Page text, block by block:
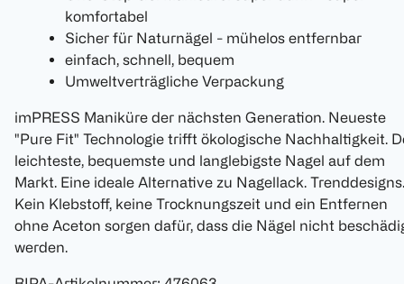
komfortabel
Sicher für Naturnägel - mühelos entfernbar
einfach, schnell, bequem
Umweltverträgliche Verpackung
imPRESS Maniküre der nächsten Generation. Neueste
"Pure Fit" Technologie trifft ökologische Nachhaltigkeit.
leichteste, bequemste und langlebigste Nagel auf dem
Markt. Eine ideale Alternative zu Nagellack. Trenddesigns.
Kein Klebstoff, keine Trocknungszeit und ein Entfernen
ohne Aceton sorgen dafür, dass die Nägel nicht
werden.